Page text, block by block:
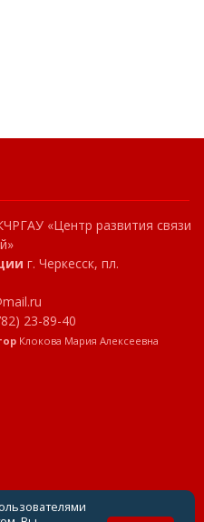
«Центр развития связи
г. Черкесск, пл.
23-89-40
Клокова Мария Алексеевна